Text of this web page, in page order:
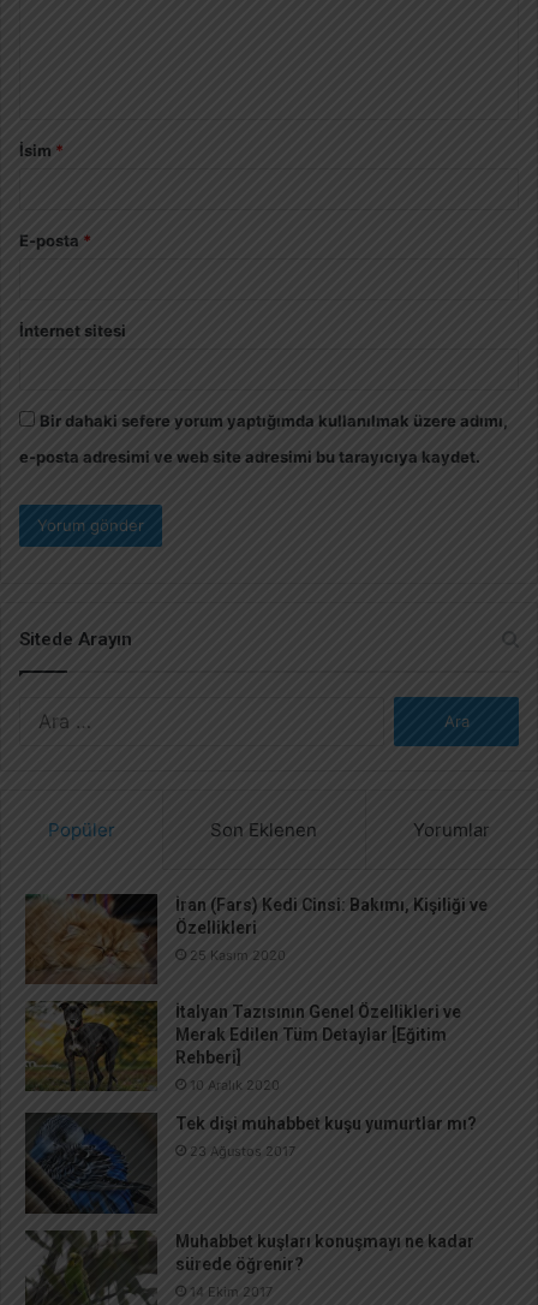
İsim *
E-posta *
İnternet sitesi
Bir dahaki sefere yorum yaptığımda kullanılmak üzere adımı,
e-posta adresimi ve web site adresimi bu tarayıcıya kaydet.
Sitede Arayın
Popüler Son Eklenen Yorumlar
İran (Fars) Kedi Cinsi: Bakımı, Kişiliği ve
Özellikleri
25 Kasım 2020
İtalyan Tazısının Genel Özellikleri ve
Merak Edilen Tüm Detaylar [Eğitim
Rehberi]
10 Aralık 2020
Tek dişi muhabbet kuşu yumurtlar mı?
23 Ağustos 2017
Muhabbet kuşları konuşmayı ne kadar
sürede öğrenir?
14 Ekim 2017